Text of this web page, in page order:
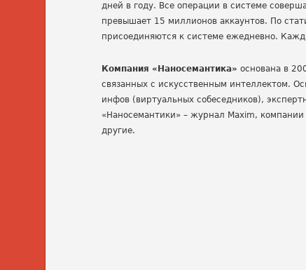
дней в году. Все операции в системе
превышает 15 миллионов аккаунтов. По
присоединяются к системе ежедневно.
Компания «Наносемантика» основана в
связанных с искусственным интеллектом.
инфов (виртуальных собеседников),
«Наносемантики» – журнал Maxim,
другие.